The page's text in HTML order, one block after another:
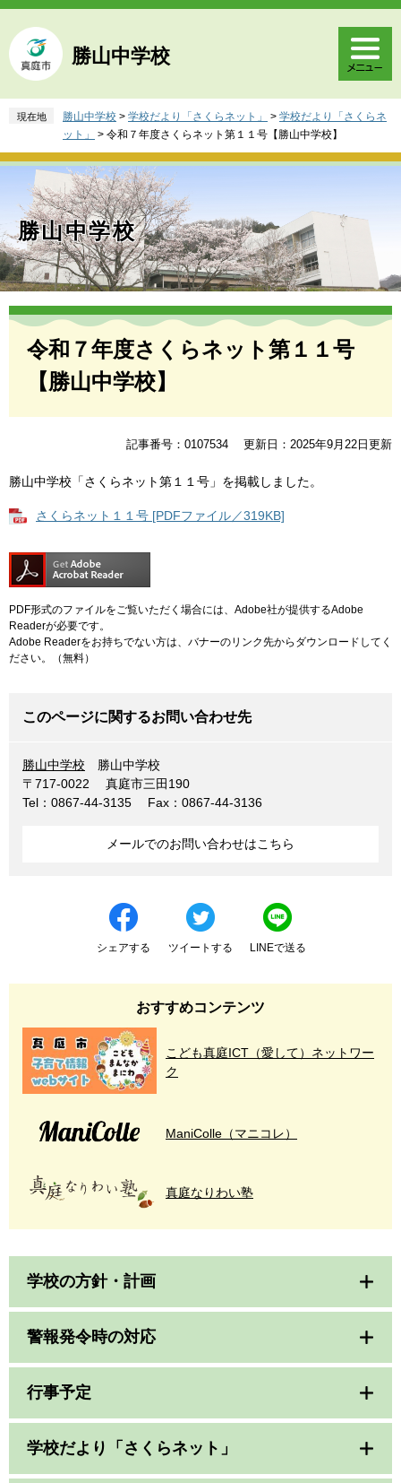
ペ
ジ
の
頭
。
メ
ュ
ー
飛
て
勝山中学校
現在地 勝山中学校 > 学校だより「さくらネット」 > 学校だより「さくらネ
ット」
> 令和７年度さくらネット第１１号【勝山中学校】
勝山中学校
本
令和７年度さくらネット第１１号
【勝山中学校】
記事番号：0107534 更新日：2025年9月22日更新
勝山中学校「さくらネット第１１号」を掲載しました。
さくらネット１１号 [PDFファイル／319KB]
PDF形式のファイルをご覧いただく場合には、Adobe社が提供するAdobe
Readerが必要です。
Adobe Readerをお持ちでない方は、バナーのリンク先からダウンロードしてく
ださい。（無料）
このページに関するお問い合わせ先
勝山中学校
勝山中学校
〒717-0022
真庭市三田190
Tel：0867-44-3135
Fax：0867-44-3136
メールでのお問い合わせはこちら
シェアする ツイートする LINEで送る
おすすめコンテンツ
こども真庭ICT（愛して）ネットワー
ク
ManiColle（マニコレ）
真庭なりわい塾
学校の方針・計画
警報発令時の対応
行事予定
学校だより「さくらネット」